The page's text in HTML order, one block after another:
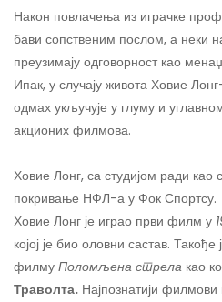
Након повлачења из играчке
бави сопственим послом, а неки
преузимају одговорност као
Ипак, у случају живота Ховие
одмах укључује у глуму и
акционих филмова.
Ховие Лонг, са студијом ради као
покривање НФЛ-а у Фок Спортсу.
Ховие Лонг је играо први филм у
којој је био оловни састав.
филму Поломљена стрела као
Траволта. Најпознатији филмови